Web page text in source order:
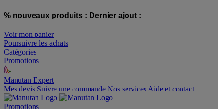
% nouveaux produits : Dernier ajout :
Voir mon panier
Poursuivre les achats
Catégories
Promotions
Manutan Expert
offre reconditionnée
Mes devis Suivre une commande Nos services